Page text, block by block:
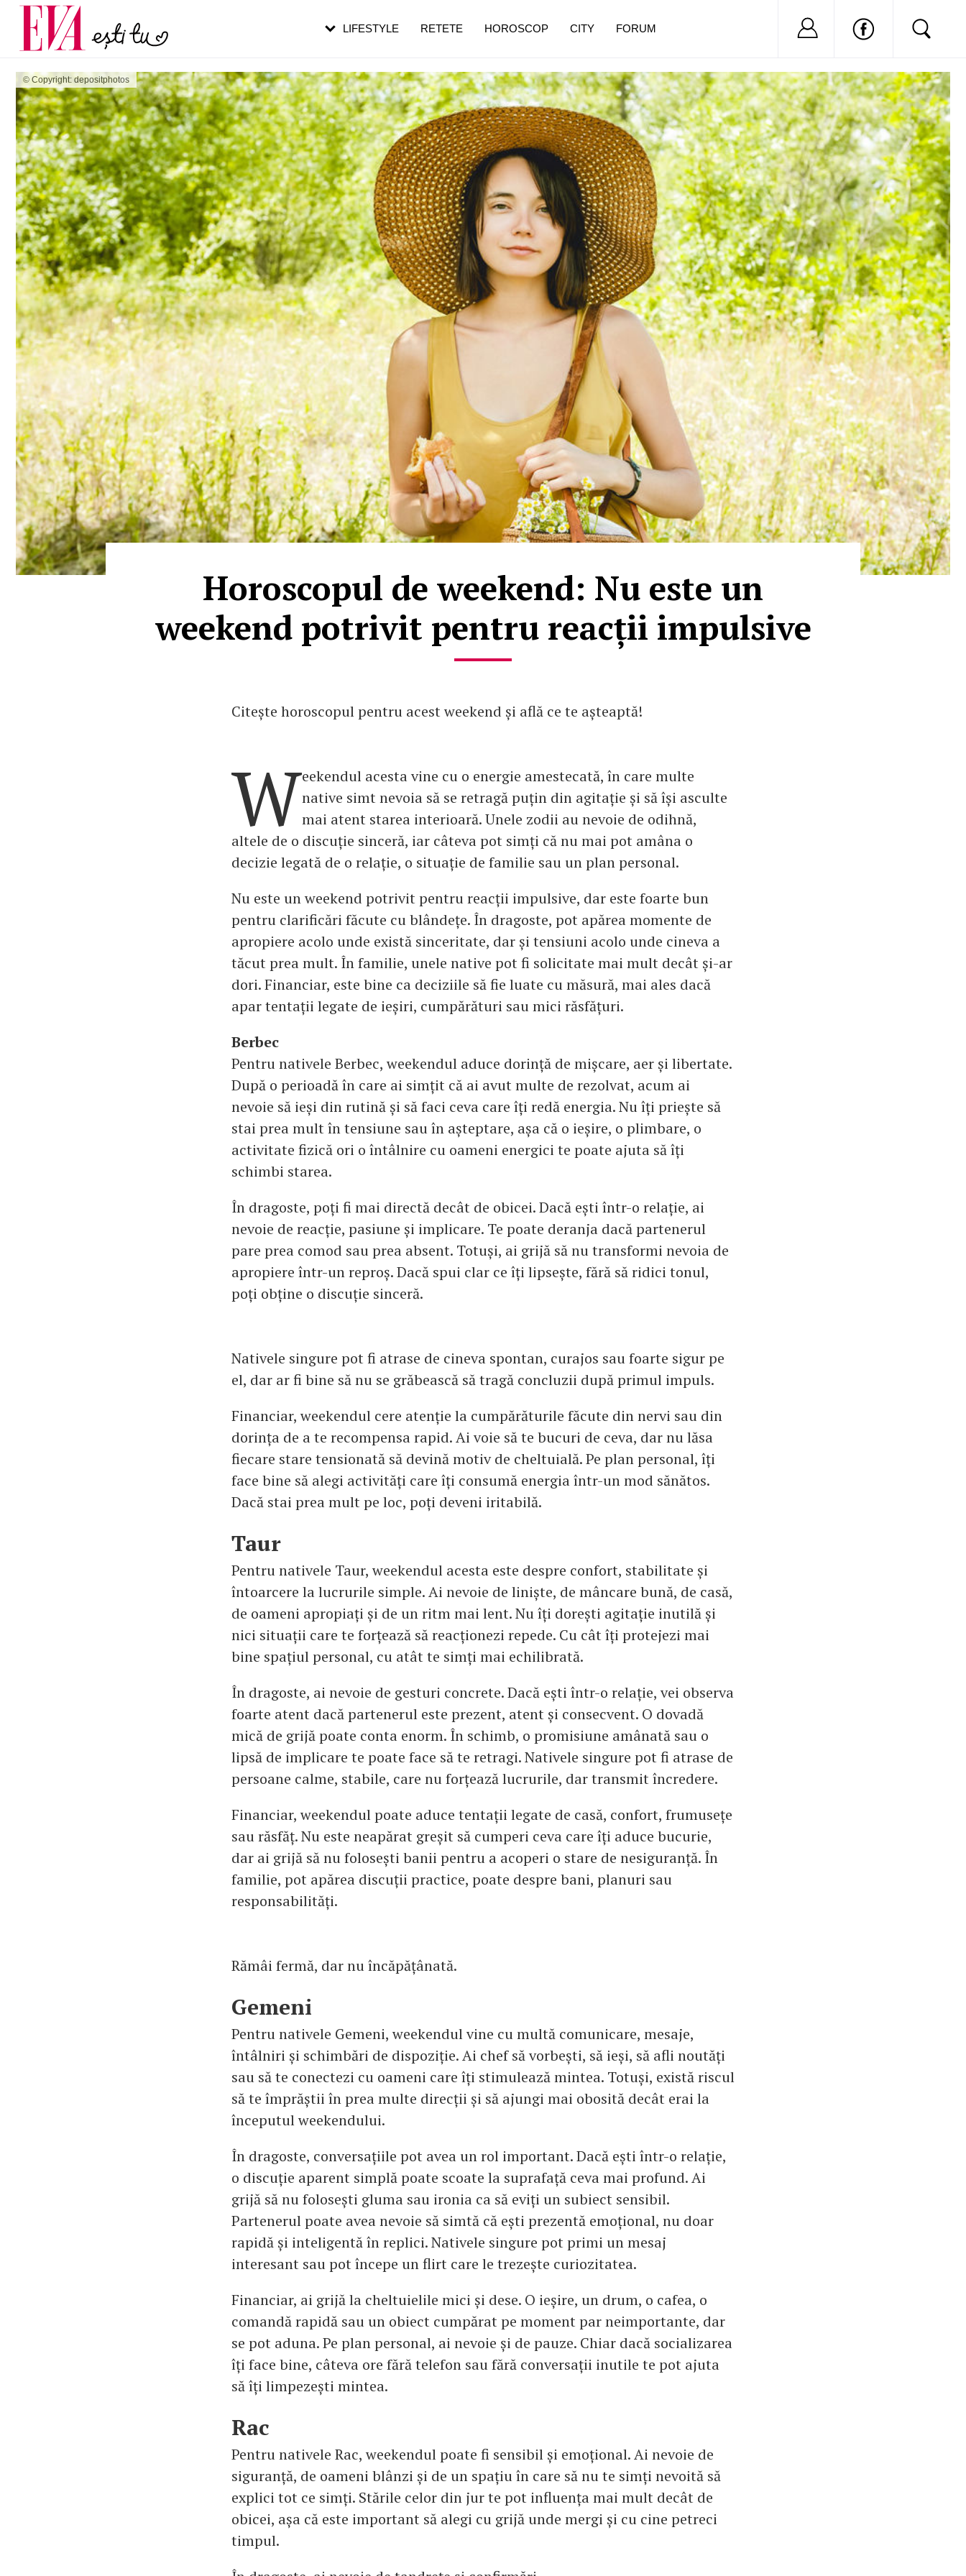
© Copyright: depositphotos
Horoscopul de weekend: Nu este un
weekend potrivit pentru reacții impulsive
Citește horoscopul pentru acest weekend și află ce te așteaptă!
Weekendul acesta vine cu o energie amestecată, în care multe
native simt nevoia să se retragă puțin din agitație și să își asculte
mai atent starea interioară. Unele zodii au nevoie de odihnă,
altele de o discuție sinceră, iar câteva pot simți că nu mai pot amâna o
decizie legată de o relație, o situație de familie sau un plan personal.
Nu este un weekend potrivit pentru reacții impulsive, dar este foarte bun
pentru clarificări făcute cu blândețe. În dragoste, pot apărea momente de
apropiere acolo unde există sinceritate, dar și tensiuni acolo unde cineva a
tăcut prea mult. În familie, unele native pot fi solicitate mai mult decât și-ar
dori. Financiar, este bine ca deciziile să fie luate cu măsură, mai ales dacă
apar tentații legate de ieșiri, cumpărături sau mici răsfățuri.
Berbec
Pentru nativele Berbec, weekendul aduce dorință de mișcare, aer și libertate.
După o perioadă în care ai simțit că ai avut multe de rezolvat, acum ai
nevoie să ieși din rutină și să faci ceva care îți redă energia. Nu îți priește să
stai prea mult în tensiune sau în așteptare, așa că o ieșire, o plimbare, o
activitate fizică ori o întâlnire cu oameni energici te poate ajuta să îți
schimbi starea.
În dragoste, poți fi mai directă decât de obicei. Dacă ești într-o relație, ai
nevoie de reacție, pasiune și implicare. Te poate deranja dacă partenerul
pare prea comod sau prea absent. Totuși, ai grijă să nu transformi nevoia de
apropiere într-un reproș. Dacă spui clar ce îți lipsește, fără să ridici tonul,
poți obține o discuție sinceră.
Nativele singure pot fi atrase de cineva spontan, curajos sau foarte sigur pe
el, dar ar fi bine să nu se grăbească să tragă concluzii după primul impuls.
Financiar, weekendul cere atenție la cumpărăturile făcute din nervi sau din
dorința de a te recompensa rapid. Ai voie să te bucuri de ceva, dar nu lăsa
fiecare stare tensionată să devină motiv de cheltuială. Pe plan personal, îți
face bine să alegi activități care îți consumă energia într-un mod sănătos.
Dacă stai prea mult pe loc, poți deveni iritabilă.
Taur
Pentru nativele Taur, weekendul acesta este despre confort, stabilitate și
întoarcere la lucrurile simple. Ai nevoie de liniște, de mâncare bună, de casă,
de oameni apropiați și de un ritm mai lent. Nu îți dorești agitație inutilă și
nici situații care te forțează să reacționezi repede. Cu cât îți protejezi mai
bine spațiul personal, cu atât te simți mai echilibrată.
În dragoste, ai nevoie de gesturi concrete. Dacă ești într-o relație, vei observa
foarte atent dacă partenerul este prezent, atent și consecvent. O dovadă
mică de grijă poate conta enorm. În schimb, o promisiune amânată sau o
lipsă de implicare te poate face să te retragi. Nativele singure pot fi atrase de
persoane calme, stabile, care nu forțează lucrurile, dar transmit încredere.
Financiar, weekendul poate aduce tentații legate de casă, confort, frumusețe
sau răsfăț. Nu este neapărat greșit să cumperi ceva care îți aduce bucurie,
dar ai grijă să nu folosești banii pentru a acoperi o stare de nesiguranță. În
familie, pot apărea discuții practice, poate despre bani, planuri sau
responsabilități.
Rămâi fermă, dar nu încăpățânată.
Gemeni
Pentru nativele Gemeni, weekendul vine cu multă comunicare, mesaje,
întâlniri și schimbări de dispoziție. Ai chef să vorbești, să ieși, să afli noutăți
sau să te conectezi cu oameni care îți stimulează mintea. Totuși, există riscul
să te împrăștii în prea multe direcții și să ajungi mai obosită decât erai la
începutul weekendului.
În dragoste, conversațiile pot avea un rol important. Dacă ești într-o relație,
o discuție aparent simplă poate scoate la suprafață ceva mai profund. Ai
grijă să nu folosești gluma sau ironia ca să eviți un subiect sensibil.
Partenerul poate avea nevoie să simtă că ești prezentă emoțional, nu doar
rapidă și inteligentă în replici. Nativele singure pot primi un mesaj
interesant sau pot începe un flirt care le trezește curiozitatea.
Financiar, ai grijă la cheltuielile mici și dese. O ieșire, un drum, o cafea, o
comandă rapidă sau un obiect cumpărat pe moment par neimportante, dar
se pot aduna. Pe plan personal, ai nevoie și de pauze. Chiar dacă socializarea
îți face bine, câteva ore fără telefon sau fără conversații inutile te pot ajuta
să îți limpezești mintea.
Rac
Pentru nativele Rac, weekendul poate fi sensibil și emoțional. Ai nevoie de
siguranță, de oameni blânzi și de un spațiu în care să nu te simți nevoită să
explici tot ce simți. Stările celor din jur te pot influența mai mult decât de
obicei, așa că este important să alegi cu grijă unde mergi și cu cine petreci
timpul.
LIFESTYLE RETETE HOROSCOP CITY FORUM Nu ai cont?
Carieră
Actualitate
pe măsură ce înaintezi în vârstă